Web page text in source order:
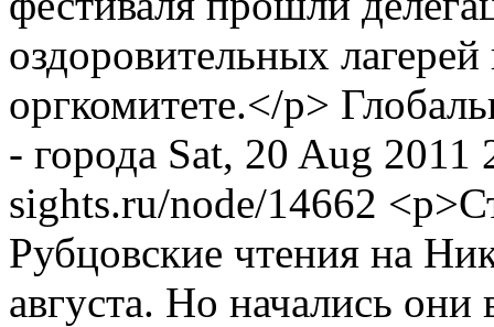
оздоровительных лагерей
оргкомитете.</p>
- города Sat, 20 Aug
sights.ru/node/14662
Рубцовские чтения на
августа. Но начались